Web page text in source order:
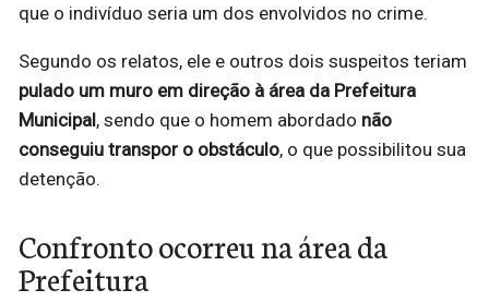
que o indivíduo seria um dos envolvidos no crime.
Segundo os relatos, ele e outros dois suspeitos teriam
pulado um muro em direção à área da Prefeitura
Municipal, sendo que o homem abordado não
conseguiu transpor o obstáculo, o que possibilitou sua
detenção.
Confronto ocorreu na área da
Prefeitura